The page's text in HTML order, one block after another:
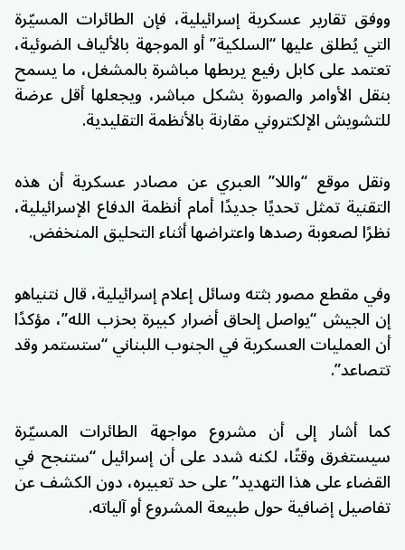
ووفق تقارير عسكرية إسرائيلية، فإن الطائرات المسيّرة
التي يُطلق عليها “السلكية” أو الموجهة بالألياف الضوئية،
تعتمد على كابل رفيع يربطها مباشرة بالمشغل، ما يسمح
بنقل الأوامر والصورة بشكل مباشر، ويجعلها أقل عرضة
للتشويش الإلكتروني مقارنة بالأنظمة التقليدية.
ونقل موقع “واللا” العبري عن مصادر عسكرية أن هذه
التقنية تمثل تحديًا جديدًا أمام أنظمة الدفاع الإسرائيلية،
نظرًا لصعوبة رصدها واعتراضها أثناء التحليق المنخفض.
وفي مقطع مصور بثته وسائل إعلام إسرائيلية، قال نتنياهو
إن الجيش “يواصل إلحاق أضرار كبيرة بحزب الله”، مؤكدًا
أن العمليات العسكرية في الجنوب اللبناني “ستستمر وقد
تتصاعد”.
كما أشار إلى أن مشروع مواجهة الطائرات المسيّرة
سيستغرق وقتًا، لكنه شدد على أن إسرائيل “ستنجح في
القضاء على هذا التهديد” على حد تعبيره، دون الكشف عن
تفاصيل إضافية حول طبيعة المشروع أو آلياته.